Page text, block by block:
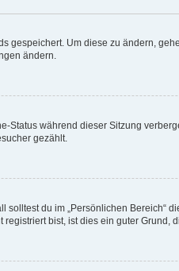
Um diese zu ändern,
ändern.
während dieser Sitzung
gezählt.
du im „Persönlichen Bereich“
bist, ist dies ein guter Grund,